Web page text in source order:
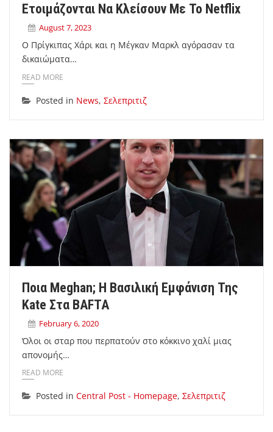
Ετοιμάζονται Να Κλείσουν Με Το Netflix
August 7, 2023
Ο Πρίγκιπας Χάρι και η Μέγκαν Μαρκλ αγόρασαν τα
δικαιώματα…
READ MORE
Posted in News, Σελεπριτιζ
Ποια Meghan; Η Βασιλική Εμφάνιση Της
Kate Στα BAFTA
February 6, 2020
Όλοι οι σταρ που περπατούν στο κόκκινο χαλί μιας
απονομής…
READ MORE
Posted in Central Post - Homepage, Σελεπριτιζ